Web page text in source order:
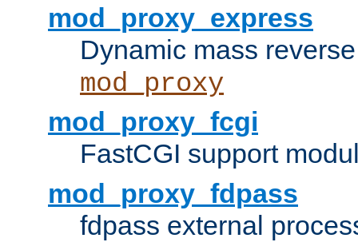
mod_proxy_express
Dynamic mass
mod_proxy
mod_proxy_fcgi
FastCGI support
mod_proxy_fdpass
fdpass external